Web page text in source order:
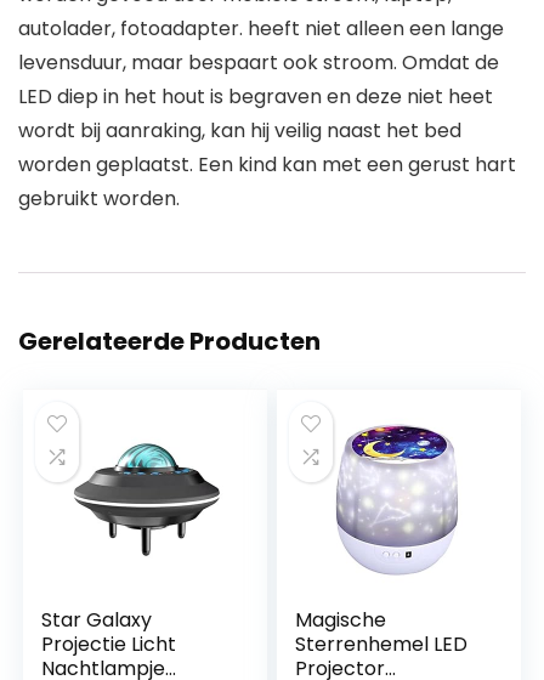
autolader, fotoadapter. heeft niet alleen een lange
levensduur, maar bespaart ook stroom. Omdat de
LED diep in het hout is begraven en deze niet heet
wordt bij aanraking, kan hij veilig naast het bed
worden geplaatst. Een kind kan met een gerust hart
gebruikt worden.
Gerelateerde Producten
Star Galaxy
Projectie Licht
Nachtlampje
Magische
Sterrenhemel LED
Projector